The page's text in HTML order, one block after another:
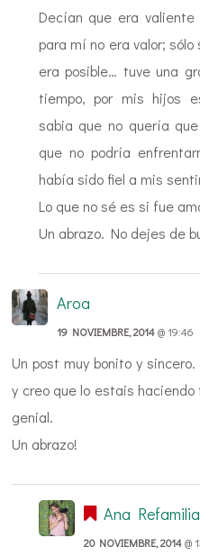
Decían que era
para mí no era valor;
era posible… tuve una
tiempo, por mis hijos
sabia que no quería
que no podría
había sido fiel a mis
Lo que no sé es si fue
Un abrazo. No dejes de
Aroa
19 NOVIEMBRE, 2014@ 19:46
Un post muy bonito y
y creo que lo estais
genial.
Un abrazo!
Ana Refamilia
20 NOVIEMBRE, 2014@